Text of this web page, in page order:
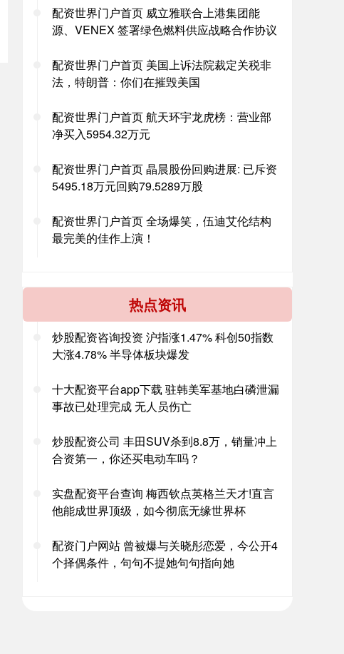
配资世界门户首页 威立雅联合上港集团能
源、VENEX 签署绿色燃料供应战略合作协议
配资世界门户首页 美国上诉法院裁定关税非
法，特朗普：你们在摧毁美国
配资世界门户首页 航天环宇龙虎榜：营业部
净买入5954.32万元
配资世界门户首页 晶晨股份回购进展: 已斥资
5495.18万元回购79.5289万股
配资世界门户首页 全场爆笑，伍迪艾伦结构
最完美的佳作上演！
热点资讯
炒股配资咨询投资 沪指涨1.47% 科创50指数
大涨4.78% 半导体板块爆发
十大配资平台app下载 驻韩美军基地白磷泄漏
事故已处理完成 无人员伤亡
炒股配资公司 丰田SUV杀到8.8万，销量冲上
合资第一，你还买电动车吗？
实盘配资平台查询 梅西钦点英格兰天才!直言
他能成世界顶级，如今彻底无缘世界杯
配资门户网站 曾被爆与关晓彤恋爱，今公开4
个择偶条件，句句不提她句句指向她